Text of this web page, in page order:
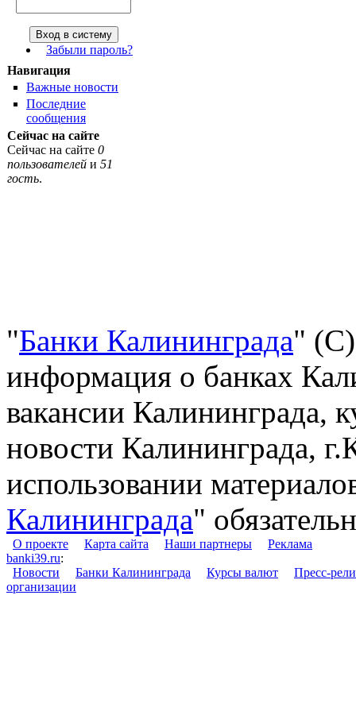
Забыли пароль?
Навигация
Важные новости
Последние
сообщения
Сейчас на сайте
Сейчас на сайте 0
пользователей и 51
гость.
"Банки Калининграда"
информация о банках
вакансии Калининграда,
новости Калининграда,
использовании
Калининграда"
О проекте Карта сайта Наши партнеры
Реклама
banki39.ru:
Новости
Банки Калининграда Курсы валют
Пресс-
организации